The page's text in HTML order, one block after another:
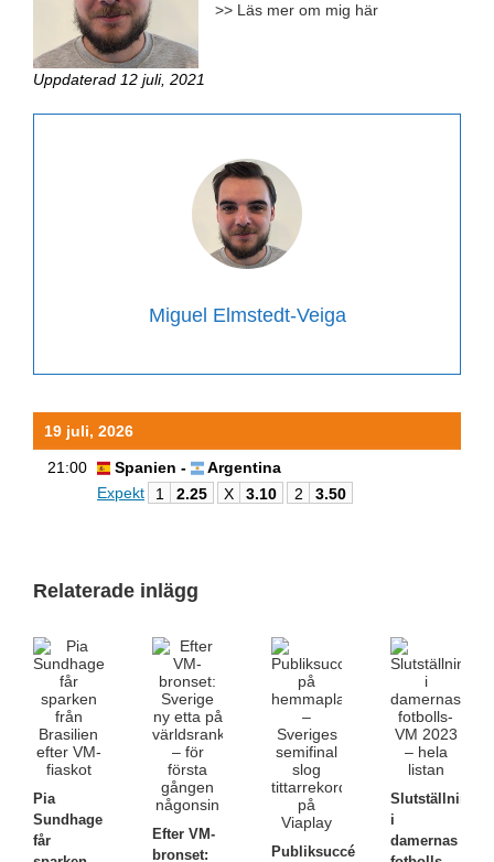
>> Läs mer om mig här
Uppdaterad 12 juli, 2021
Miguel Elmstedt-Veiga
19 juli, 2026
21:00 Spanien -
Argentina
Expekt
1 2.25 X 3.10 2 3.50
Relaterade inlägg
Pia
Sundhage
får
Efter VM-
bronset:
Publiksuccé
Slutställningen
i
damernas